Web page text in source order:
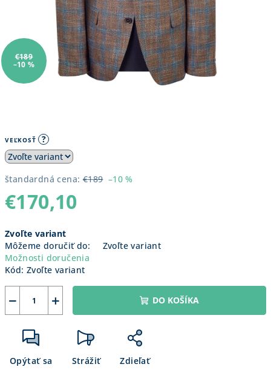
VEĽKOSŤ ?
štandardná cena: €189 –10 %
€170,10
cena:
Zvoľte variant
Môžeme doručiť do:
Zvoľte variant
Možnosti doručenia
Kód: Zvoľte variant
+
− DO KOŠÍKA
Opýtať sa Strážiť Zdieľať
€189
–10 %